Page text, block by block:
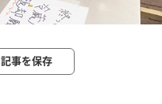
記事を保存